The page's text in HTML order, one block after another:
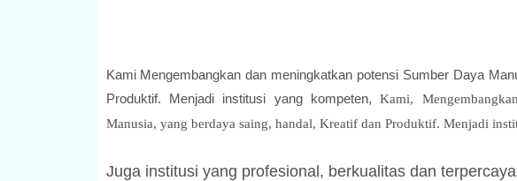
Kami Mengembangkan dan meningkatkan potensi Sumber Daya
Produktif. Menjadi institusi yang kompeten,Kami,
Manusia, yang berdaya saing, handal, Kreatif dan Produktif. Menjadi
Juga institusi yang profesional, berkualitas dan